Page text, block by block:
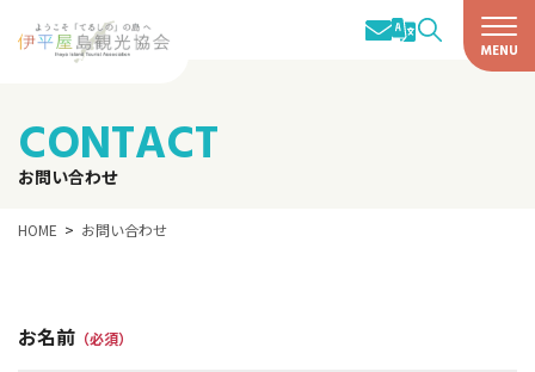
CONTACT
お問い合わせ
HOME お問い合わせ
お名前 （必須）